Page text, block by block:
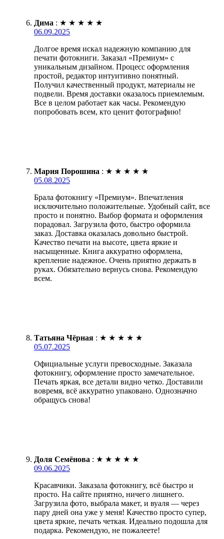
Дима : ★ ★ ★ ★ ★
06.09.2025
Долгое время искал надежную компанию для
печати фотокниги. Заказал «Премиум» с
уникальным дизайном. Процесс оформления
простой, редактор интуитивно понятный.
Получил качественный продукт, материалы не
подвели. Время доставки оказалось приемлемым.
Все в целом работает как часы. Рекомендую
попробовать всем, кто ценит фотографию!
Мария Порошина : ★ ★ ★ ★ ★
05.08.2025
Брала фотокнигу «Премиум». Впечатления
исключительно положительные. Удобный сайт, все
просто и понятно. Выбор формата и оформления
порадовал. Загрузила фото, быстро оформила
заказ. Доставка оказалась довольно быстрой.
Качество печати на высоте, цвета яркие и
насыщенные. Книга аккуратно оформлена,
крепление надежное. Очень приятно держать в
руках. Обязательно вернусь снова. Рекомендую
всем.
Татьяна Чёрная : ★ ★ ★ ★ ★
05.07.2025
Официальные услуги превосходные. Заказала
фотокнигу, оформление просто замечательное.
Печать яркая, все детали видно четко. Доставили
вовремя, всё аккуратно упаковано. Однозначно
обращусь снова!
Доля Семёнова : ★ ★ ★ ★ ★
09.06.2025
Красавчики. Заказала фотокнигу, всё быстро и
просто. На сайте приятно, ничего лишнего.
Загрузила фото, выбрала макет, и вуаля — через
пару дней она уже у меня! Качество просто супер,
цвета яркие, печать четкая. Идеально подошла для
подарка. Рекомендую, не пожалеете!